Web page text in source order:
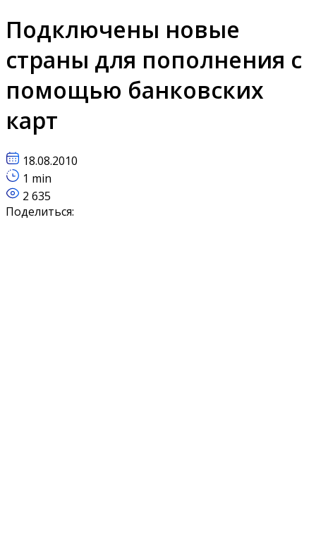
Подключены новые
страны для пополнения с
помощью банковских
карт
18.08.2010
1 min
2 635
Поделиться: